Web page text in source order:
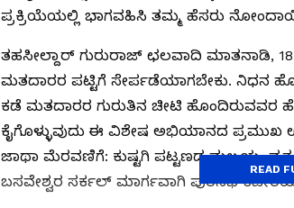
ಪ್ರಕ್ರಿಯೆಯಲ್ಲಿ ಭಾಗವಹಿಸಿ ತಮ್ಮ ಹೆಸರು
ತಹಸೀಲ್ದಾರ್ ಗುರುರಾಜ್ ಛಲವಾದಿ ಮಾತನಾಡಿ,
ಮತದಾರರ ಪಟ್ಟಿಗೆ ಸೇರ್ಪಡೆಯಾಗಬೇಕು. ನಿಧನ
ಕಡೆ ಮತದಾರರ ಗುರುತಿನ ಚೀಟಿ ಹೊಂದಿರುವವರ
ಕೈಗೊಳ್ಳುವುದು ಈ ವಿಶೇಷ ಅಭಿಯಾನದ ಪ್ರಮುಖ
ಜಾಥಾ ಮೆರವಣಿಗೆ: ಕುಷ್ಟಗಿ ಪಟ್ಟಣದ ಮಲ್ಲಯ್ಯ
ಬಸವೇಶ್ವರ ಸರ್ಕಲ್ ಮಾರ್ಗವಾಗಿ ಪುರಸಭೆ
READ